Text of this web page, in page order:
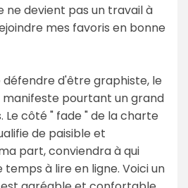
ne devient pas un travail à
mes favoris en bonne
défendre d'être graphiste, le
pourtant un grand
Le côté " fade " de la charte
de paisible et
part, conviendra à qui
à lire en ligne. Voici un